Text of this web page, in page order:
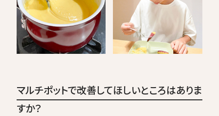
マルチポットで改善してほしいところはありま
すか？